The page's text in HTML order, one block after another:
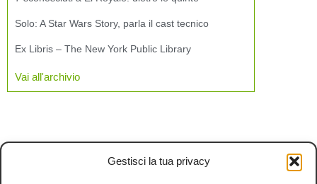
Gestisci la tua privacy
Solo: A Star Wars Story, parla il cast tecnico
Ex Libris – The New York Public Library
Vai all'archivio